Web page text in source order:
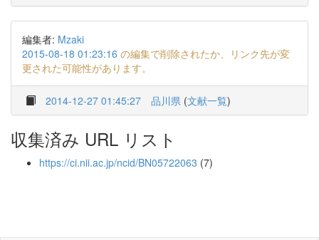
編集者: Mzaki
2015-08-18 01:23:16 の編集で削除されたか、リンク先が変
更された可能性があります。
2014-12-27 01:45:27 品川県 (文献一覧)
収集済み URL リスト
https://ci.nii.ac.jp/ncid/BN05722063 (7)